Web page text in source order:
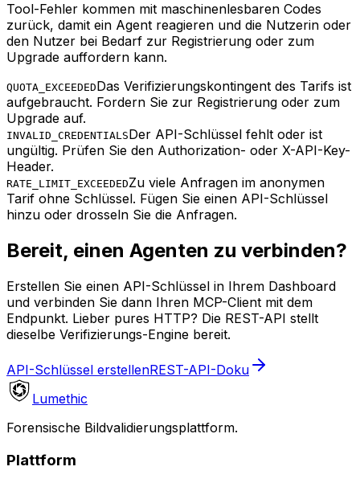
Tool-Fehler kommen mit maschinenlesbaren Codes
zurück, damit ein Agent reagieren und die Nutzerin oder
den Nutzer bei Bedarf zur Registrierung oder zum
Upgrade auffordern kann.
QUOTA_EXCEEDEDDas Verifizierungskontingent des Tarifs ist
aufgebraucht. Fordern Sie zur Registrierung oder zum
Upgrade auf.
INVALID_CREDENTIALSDer API-Schlüssel fehlt oder ist
ungültig. Prüfen Sie den Authorization- oder X-API-Key-
Header.
RATE_LIMIT_EXCEEDEDZu viele Anfragen im anonymen
Tarif ohne Schlüssel. Fügen Sie einen API-Schlüssel
hinzu oder drosseln Sie die Anfragen.
Bereit, einen Agenten zu verbinden?
Erstellen Sie einen API-Schlüssel in Ihrem Dashboard
und verbinden Sie dann Ihren MCP-Client mit dem
Endpunkt. Lieber pures HTTP? Die REST-API stellt
dieselbe Verifizierungs-Engine bereit.
API-Schlüssel erstellenREST-API-Doku
Lumethic
Forensische Bildvalidierungsplattform.
Plattform